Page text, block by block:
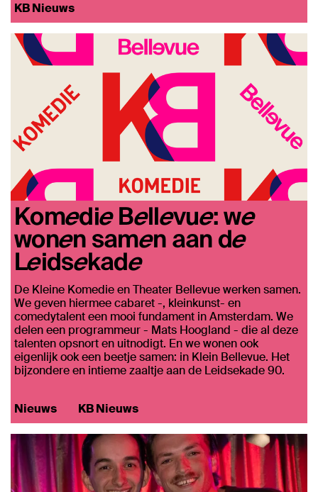
KB Nieuws
Komedie Bellevue: we
wonen samen aan de
Leidsekade
De Kleine Komedie en Theater Bellevue werken samen.
We geven hiermee cabaret -, kleinkunst- en
comedytalent een mooi fundament in Amsterdam. We
delen een programmeur - Mats Hoogland - die al deze
talenten opsnort en uitnodigt. En we wonen ook
eigenlijk ook een beetje samen: in Klein Bellevue. Het
bijzondere en intieme zaaltje aan de Leidsekade 90.
Nieuws KB Nieuws